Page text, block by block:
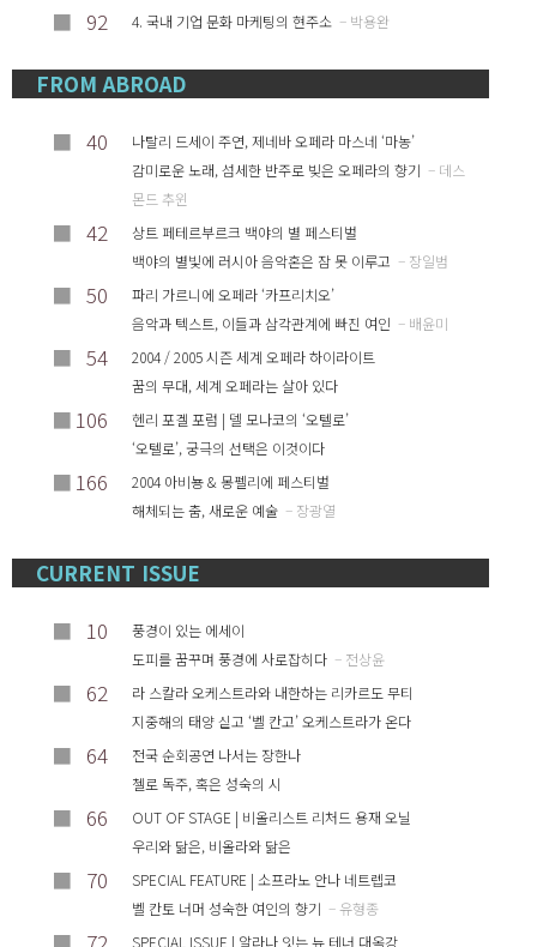
■ 92 4. 국내 기업 문화 마케팅의 현주소 – 박용완
FROM ABROAD
■ 40
나탈리 드세이 주연, 제네바 오페라 마스네 ‘마농’
감미로운 노래, 섬세한 반주로 빚은 오페라의 향기 – 데스
몬드 추윈
■ 42
상트 페테르부르크 백야의 별 페스티벌
백야의 별빛에 러시아 음악혼은 잠 못 이루고 – 장일범
■ 50
파리 가르니에 오페라 ‘카프리치오’
음악과 텍스트, 이들과 삼각관계에 빠진 여인 – 배윤미
■ 54
2004 / 2005 시즌 세계 오페라 하이라이트
꿈의 무대, 세계 오페라는 살아 있다
■ 106
헨리 포겔 포럼 | 델 모나코의 ‘오텔로’
‘오텔로’, 궁극의 선택은 이것이다
■ 166
2004 아비뇽 & 몽펠리에 페스티벌
해체되는 춤, 새로운 예술 – 장광열
CURRENT ISSUE
■ 10
풍경이 있는 에세이
도피를 꿈꾸며 풍경에 사로잡히다 – 전상윤
■ 62
라 스칼라 오케스트라와 내한하는 리카르도 무티
지중해의 태양 싣고 ‘벨 칸고’ 오케스트라가 온다
■ 64
전국 순회공연 나서는 장한나
첼로 독주, 혹은 성숙의 시
■ 66
OUT OF STAGE | 비올리스트 리처드 용재 오닐
우리와 닮은, 비올라와 닮은
■ 70
SPECIAL FEATURE | 소프라노 안나 네트렙코
벨 칸토 너머 성숙한 여인의 향기 – 유형종
SPECIAL ISSUE | 알라나 잇는 뉴 테너 대옥강